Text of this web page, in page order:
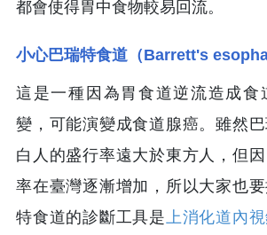
都會使得胃中食物較易回流。
小心巴瑞特食道（Barrett's
這是一種因為胃食道逆流造成食
變，可能演變成食道腺癌。雖然
白人的盛行率遠大於東方人，但
率在臺灣逐漸增加，所以大家也
特食道的診斷工具是上消化道內